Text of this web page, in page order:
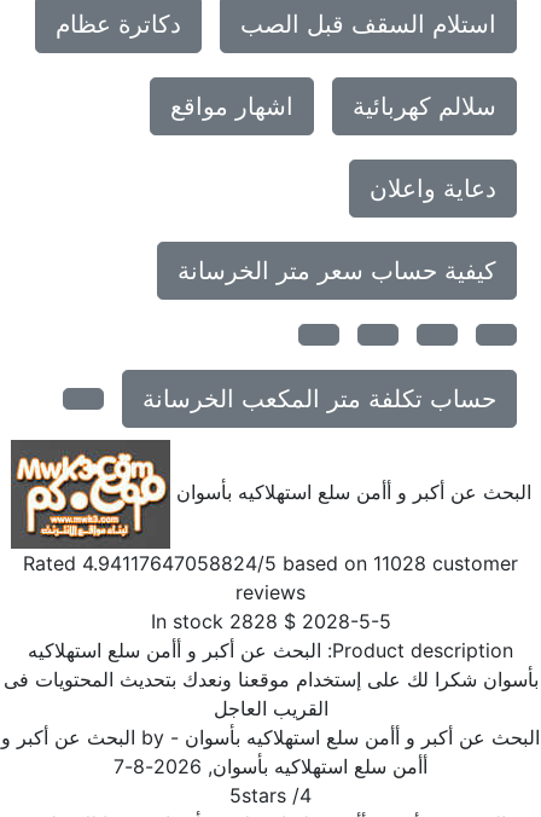
استلام السقف قبل الصب دكاترة عظام
سلالم كهربائية اشهار مواقع
دعاية واعلان
كيفية حساب سعر متر الخرسانة
حساب تكلفة متر المكعب الخرسانة
عن أكبر و أأمن سلع استهلاكيه بأسوان
Rated4.94117647058824 /5 based on11028customer
reviews
2028-5-5
$
2828
In stock
Product description: البحث عن أكبر و أأمن سلع استهلاكيه
شكرا لك على إستخدام موقعنا ونعدك بتحديث المحتويات فى
القريب العاجل
عن أكبر و أأمن سلع استهلاكيه بأسوان- by
البحث عن أكبر و
أأمن سلع استهلاكيه بأسوان,
2026-8-7
/
5stars